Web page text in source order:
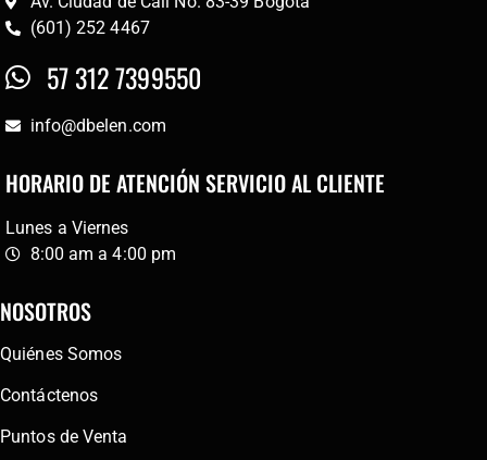
(601) 252 4467
57 312 7399550
info@dbelen.com
HORARIO DE ATENCIÓN SERVICIO AL CLIENTE
Lunes a Viernes
8:00 am a 4:00 pm
NOSOTROS
Quiénes Somos
Contáctenos
Puntos de Venta